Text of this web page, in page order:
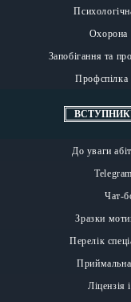
Охорона
Запобігання та
Профспілка
До уваги
Чат-
Зразки
Перелік
Приймальна
Ліцензія